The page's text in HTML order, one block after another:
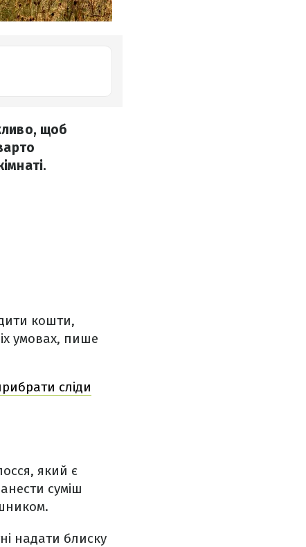
щоб
кошти,
умовах, пише
сліди
який є
суміш
надати блиску